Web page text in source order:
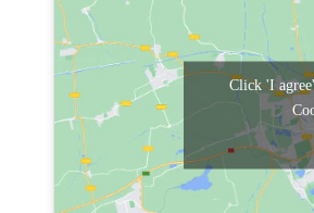
Click 'I